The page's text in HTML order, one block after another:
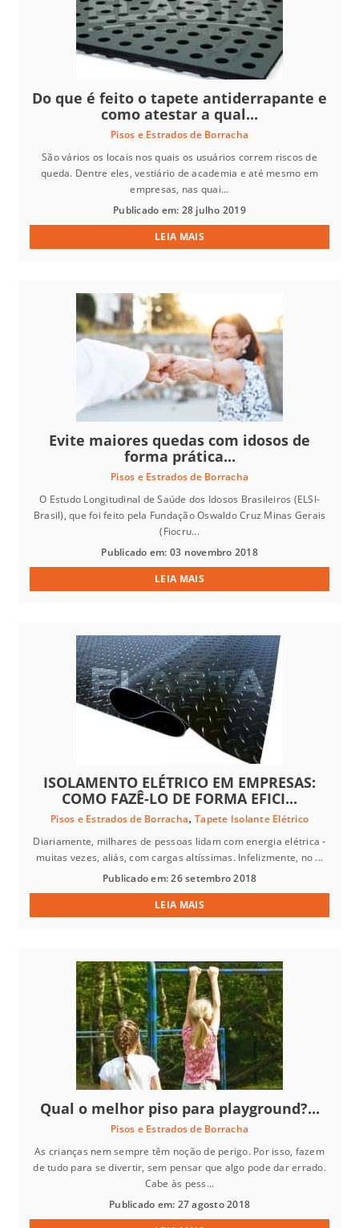
Do que é feito o tapete antiderrapante e
como atestar a qual...
Pisos e Estrados de Borracha
São vários os locais nos quais os usuários correm riscos de
queda. Dentre eles, vestiário de academia e até mesmo em
empresas, nas quai...
Publicado em: 28 julho 2019
LEIA MAIS
Evite maiores quedas com idosos de
forma prática...
Pisos e Estrados de Borracha
O Estudo Longitudinal de Saúde dos Idosos Brasileiros (ELSI-
Brasil), que foi feito pela Fundação Oswaldo Cruz Minas Gerais
(Fiocru...
Publicado em: 03 novembro 2018
LEIA MAIS
ISOLAMENTO ELÉTRICO EM EMPRESAS:
COMO FAZÊ-LO DE FORMA EFICI...
Pisos e Estrados de Borracha, Tapete Isolante Elétrico
Diariamente, milhares de pessoas lidam com energia elétrica -
muitas vezes, aliás, com cargas altíssimas. Infelizmente, no ...
Publicado em: 26 setembro 2018
LEIA MAIS
Qual o melhor piso para playground?...
Pisos e Estrados de Borracha
As crianças nem sempre têm noção de perigo. Por isso, fazem
de tudo para se divertir, sem pensar que algo pode dar errado.
Cabe às pess...
Publicado em: 27 agosto 2018